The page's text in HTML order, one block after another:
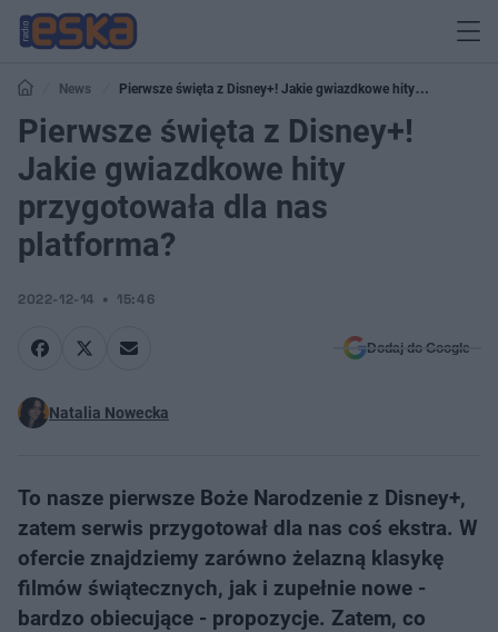
News
Pierwsze święta z Disney+! Jakie gwiazdkowe hity
przygotowała dla nas platforma?
Pierwsze święta z Disney+!
Jakie gwiazdkowe hity
przygotowała dla nas
platforma?
2022-12-14 15:46
Dodaj do Google
Natalia Nowecka
To nasze pierwsze Boże Narodzenie z Disney+,
zatem serwis przygotował dla nas coś ekstra. W
ofercie znajdziemy zarówno żelazną klasykę
filmów świątecznych, jak i zupełnie nowe -
bardzo obiecujące - propozycje. Zatem, co